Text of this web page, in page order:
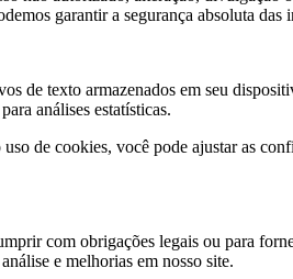
garantir a segurança absoluta das
de texto armazenados em seu
análises estatísticas.
de cookies, você pode ajustar as
com obrigações legais ou para
e melhorias em nosso site.